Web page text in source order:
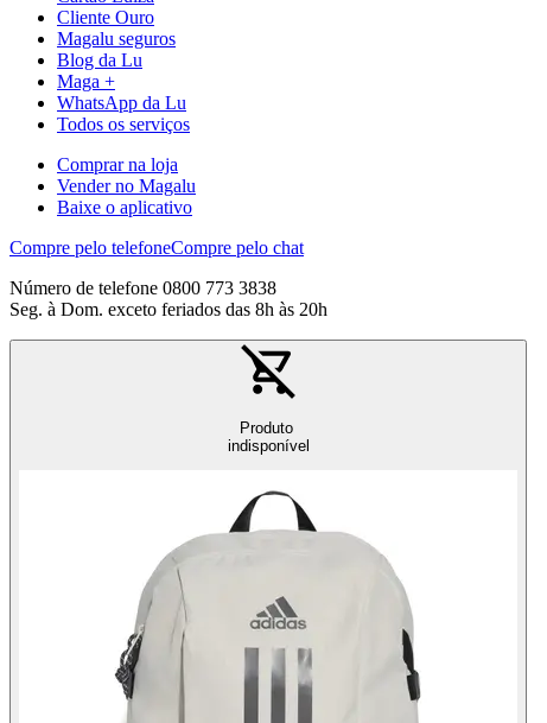
Cliente Ouro
Magalu seguros
Blog da Lu
Maga +
WhatsApp da Lu
Todos os serviços
Comprar na loja
Vender no Magalu
Baixe o aplicativo
Compre pelo telefoneCompre pelo chat
Número de telefone 0800 773 3838
Seg. à Dom. exceto feriados das 8h às 20h
Produto
indisponível